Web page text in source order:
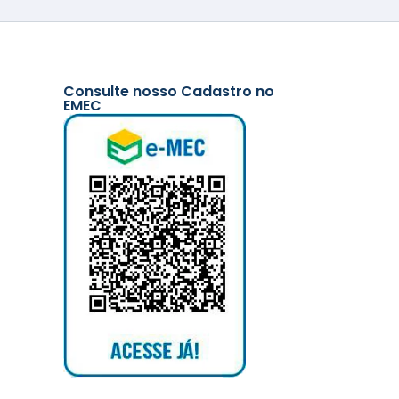
Consulte nosso Cadastro no
EMEC